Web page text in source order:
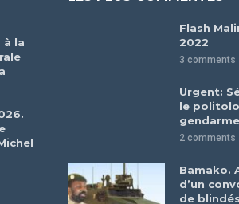
à la
Flash
2022
3 comments
Urgent:
le
2 comments
Bamako.
d’un
de